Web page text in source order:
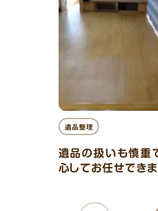
遺品整理
遺品の扱いも慎重
心してお任せできま